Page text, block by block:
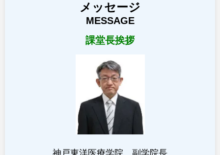
メッセージ
MESSAGE
課堂長挨拶
神戸東洋医療学院 副学院長